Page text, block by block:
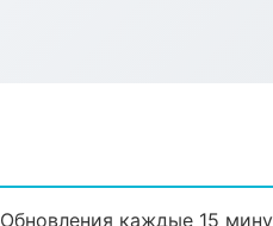
каждые 15